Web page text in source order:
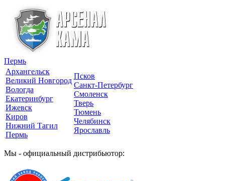
Пермь
Архангельск
Великий Новгород
Вологда
Екатеринбург
Ижевск
Киров
Нижний Тагил
Пермь
Псков
Санкт-Петербург
Смоленск
Тверь
Тюмень
Челябинск
Ярославль
Мы - официальный дистрибьютор: